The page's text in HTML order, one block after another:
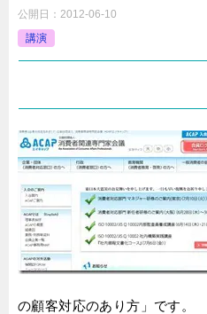
公開日： 2012-06-10
講演
の顧客対応のあり方」です。